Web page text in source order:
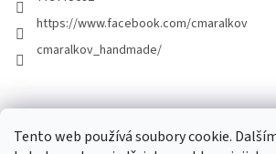
Tento web používá soubory cookie.
https://www.facebook.com/cmaralkov
cmaralkov_handmade/